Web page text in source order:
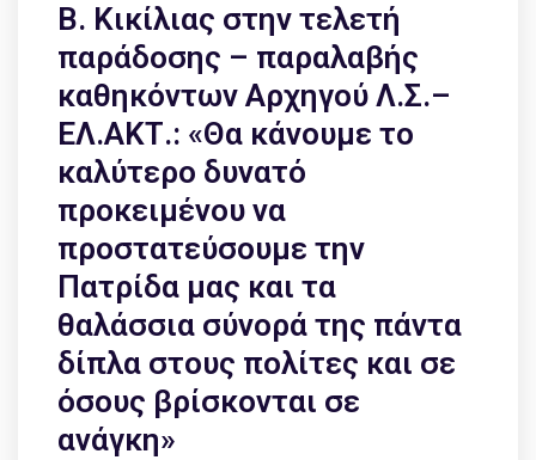
Β. Κικίλιας στην τελετή
παράδοσης – παραλαβής
καθηκόντων Αρχηγού Λ.Σ.–
ΕΛ.ΑΚΤ.: «Θα κάνουμε το
καλύτερο δυνατό
προκειμένου να
προστατεύσουμε την
Πατρίδα μας και τα
θαλάσσια σύνορά της πάντα
δίπλα στους πολίτες και σε
όσους βρίσκονται σε
ανάγκη»